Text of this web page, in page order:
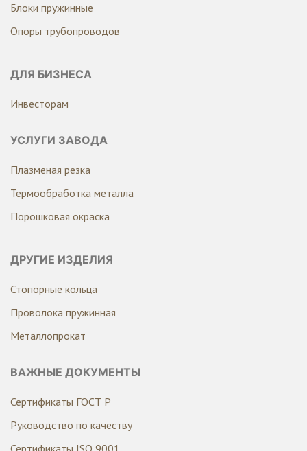
Блоки пружинные
Опоры трубопроводов
ДЛЯ БИЗНЕСА
Инвесторам
УСЛУГИ ЗАВОДА
Плазменая резка
Термообработка металла
Порошковая окраска
ДРУГИЕ ИЗДЕЛИЯ
Стопорные кольца
Проволока пружинная
Металлопрокат
ВАЖНЫЕ ДОКУМЕНТЫ
Сертификаты ГОСТ Р
Руководство по качеству
Сертификаты ISO 9001